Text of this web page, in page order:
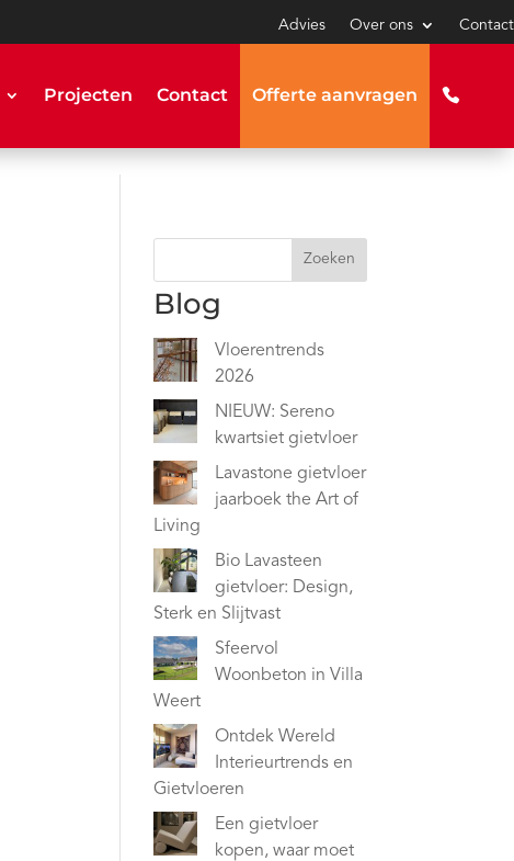
Advies Over ons Contact
Projecten Contact Offerte aanvragen
Zoeken
Blog
Vloerentrends
2026
NIEUW: Sereno
kwartsiet gietvloer
Lavastone gietvloer
jaarboek the Art of
Living
Bio Lavasteen
gietvloer: Design,
Sterk en Slijtvast
Sfeervol
Woonbeton in Villa
Weert
Ontdek Wereld
Interieurtrends en
Gietvloeren
Een gietvloer
kopen, waar moet